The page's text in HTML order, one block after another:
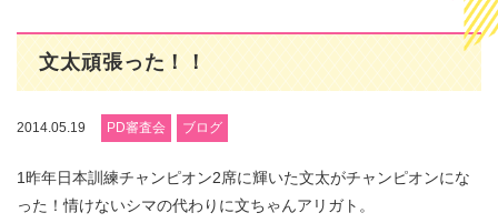
文太頑張った！！
2014.05.19 PD審査会 ブログ
1昨年日本訓練チャンピオン2席に輝いた文太がチャンピオンにな
った！情けないシマの代わりに文ちゃんアリガト。